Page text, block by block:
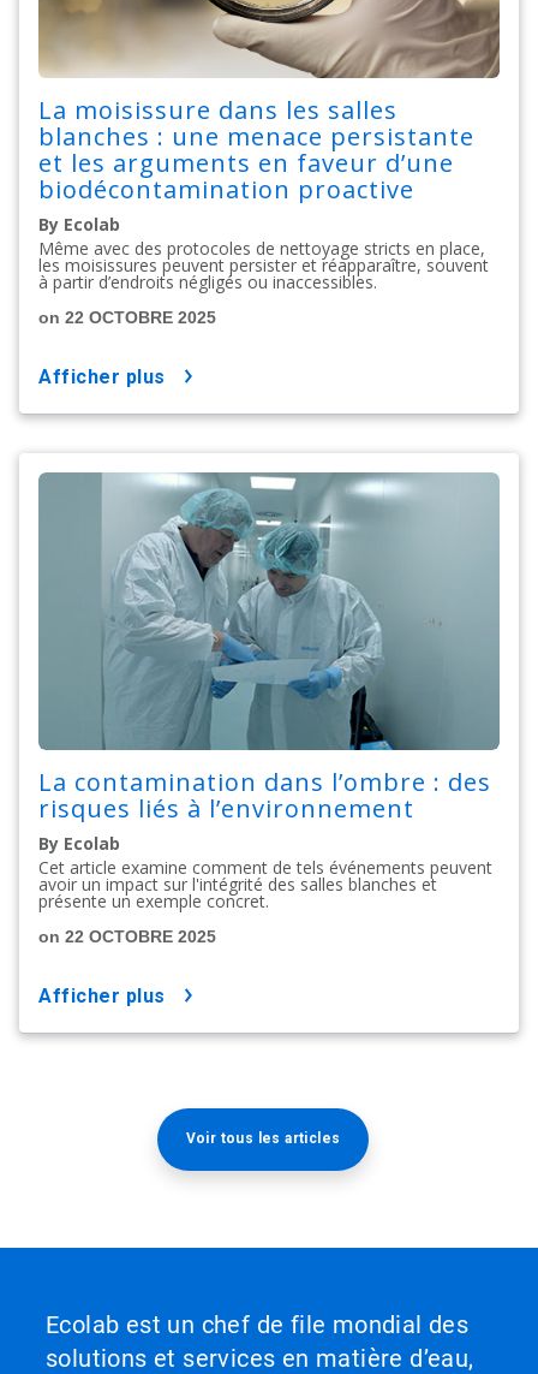
La moisissure dans les salles
blanches : une menace persistante
et les arguments en faveur d’une
biodécontamination proactive
By Ecolab
Même avec des protocoles de nettoyage stricts en place,
les moisissures peuvent persister et réapparaître, souvent
à partir d’endroits négligés ou inaccessibles.
on 22 OCTOBRE 2025
afficher plus
La contamination dans l’ombre : des
risques liés à l’environnement
By Ecolab
Cet article examine comment de tels événements peuvent
avoir un impact sur l'intégrité des salles blanches et
présente un exemple concret.
on 22 OCTOBRE 2025
afficher plus
Voir tous les articles
Ecolab est un chef de file mondial des
solutions et services en matière d’eau,